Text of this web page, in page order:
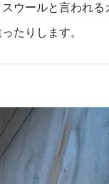
ウールと言われる
たりします。